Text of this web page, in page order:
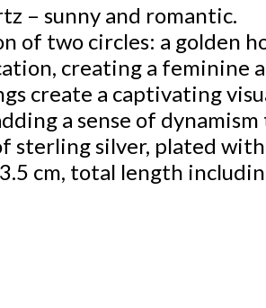
– sunny and romantic.
of two circles: a golden
creating a feminine
create a captivating
a sense of
sterling silver, plated
cm, total length